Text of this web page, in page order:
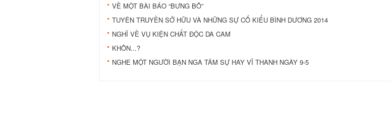
VỀ MỘT BÀI BÁO “BƯNG BÔ”
TUYÊN TRUYỀN SỞ HỮU VÀ NHỮNG SỰ CỐ KIỂU BÌNH DƯƠNG 2014
NGHĨ VỀ VỤ KIỆN CHẤT ĐỘC DA CAM
KHÔN...?
NGHE MỘT NGƯỜI BẠN NGA TÂM SỰ HAY VĨ THANH NGÀY 9-5